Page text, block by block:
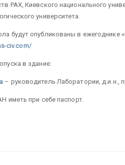
РАХ, Киевского национального
университета.
будут опубликованы в ежегоднике
civ.com/
в здание:
– руководитель Лаборатории, д.и.н.,
иметь при себе паспорт.